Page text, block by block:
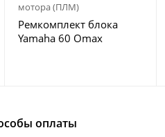
мотора (ПЛМ)
Ремкомплект блока
Yamaha 60 Omax
оплаты